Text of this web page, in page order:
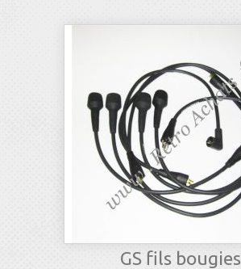
GS fils bougies